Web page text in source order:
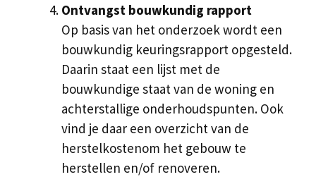
Ontvangst bouwkundig rapport
Op basis van het onderzoek wordt een
bouwkundig keuringsrapport opgesteld.
Daarin staat een lijst met de
bouwkundige staat van de woning en
achterstallige onderhoudspunten. Ook
vind je daar een overzicht van de
herstelkostenom het gebouw te
herstellen en/of renoveren.